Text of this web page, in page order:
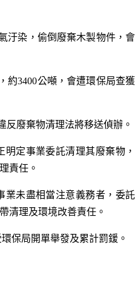
汙染，偷倒廢棄木製物件，會
約3400公噸，會遭環保局查獲
反廢棄物清理法將移送偵辦。
明定事業委託清理其廢棄物，
責任。
業未盡相當注意義務者，委託
清理及環境改善責任。
保局開單舉發及累計罰鍰。